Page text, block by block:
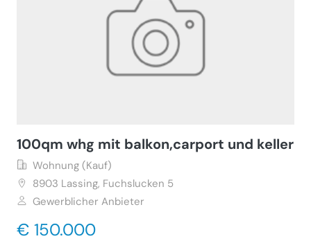
100qm whg mit balkon,carport und keller
Wohnung (Kauf)
8903 Lassing, Fuchslucken 5
Gewerblicher Anbieter
€ 150.000